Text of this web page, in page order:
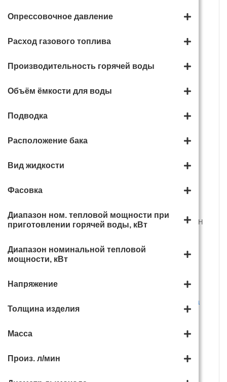
Опрессовочное давление
Расход газового топлива
Производительность горячей воды
Объём ёмкости для воды
Подводка
Расположение бака
Вид жидкости
Фасовка
Диапазон ном. тепловой мощности при
приготовлении горячей воды, кВт
Диапазон номинальной тепловой
мощности, кВт
Напряжение
Толщина изделия
Масса
Произ. л/мин
Твердотопливный котел
102 410 руб.
Твердотопливный котел
93 220 руб.
Электрический котел Navien
EQB - 12HW
61 500 руб.
Электрокотел ЭВПМ СТЭН
6 кВт 220/380В
11 200 руб.
Электрокотел Zota